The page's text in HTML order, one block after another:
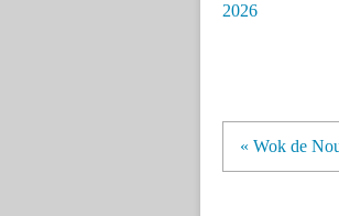
2026
« Wok de